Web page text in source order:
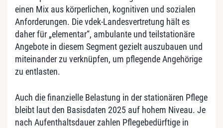
einen Mix aus körperlichen, kognitiven und sozialen
Anforderungen. Die vdek-Landesvertretung hält es
daher für „elementar“, ambulante und teilstationäre
Angebote in diesem Segment gezielt auszubauen und
miteinander zu verknüpfen, um pflegende Angehörige
zu entlasten.
Auch die finanzielle Belastung in der stationären Pflege
bleibt laut den Basisdaten 2025 auf hohem Niveau. Je
nach Aufenthaltsdauer zahlen Pflegebedürftige in